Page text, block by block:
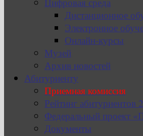
Дистанционное
Электронное
Онлайн-курсы
Музей
Архив новостей
Абитуриенту
Приемная комиссия
Рейтинг абитуриентов
Федеральный проект
Документы